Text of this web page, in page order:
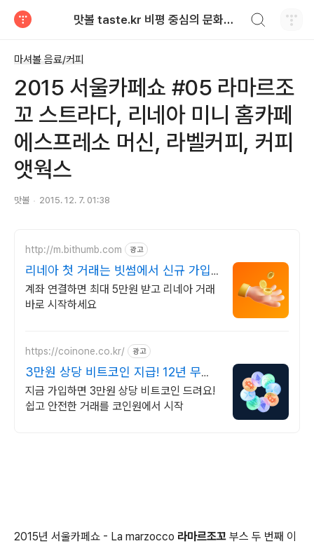
맛볼 taste.kr 비평 중심의 문화적 기호 · 맛 · 향기 리뷰
마셔볼 음료/커피
2015 서울카페쇼 #05 라마르조
꼬 스트라다, 리네아 미니 홈카페
에스프레소 머신, 라벨커피, 커피
앳웍스
맛볼 2015. 12. 7. 01:38
http://m.bithumb.com 광고
리네아 첫 거래는 빗썸에서 신규 가입
시 5만원 혜택
계좌 연결하면 최대 5만원 받고 리네아 거래
바로 시작하세요
https://coinone.co.kr/ 광고
3만원 상당 비트코인 지급! 12년 무사
고 거래소
지금 가입하면 3만원 상당 비트코인 드려요!
쉽고 안전한 거래를 코인원에서 시작
2015년 서울카페쇼 - La marzocco 라마르조꼬 부스 두 번째 이